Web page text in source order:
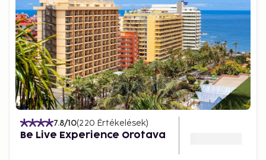
7.8/10(220 Értékelések)
Be Live Experience Orotava